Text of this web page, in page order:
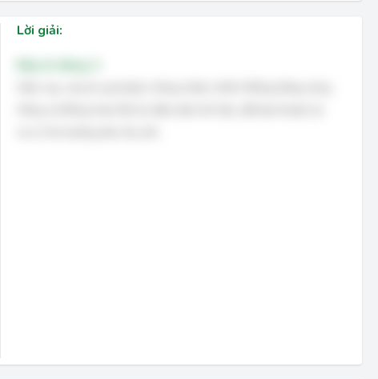
Lời giải: